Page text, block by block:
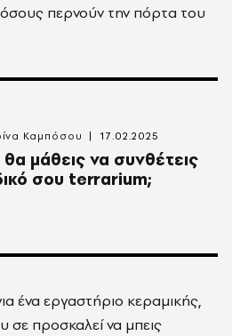
περνούν την πόρτα του
μάθεις να συνθέτεις
σου terrarium;
Καμπόσου 17.02.2025
ένα εργαστήριο κεραμικής,
σε προσκαλεί να μπεις